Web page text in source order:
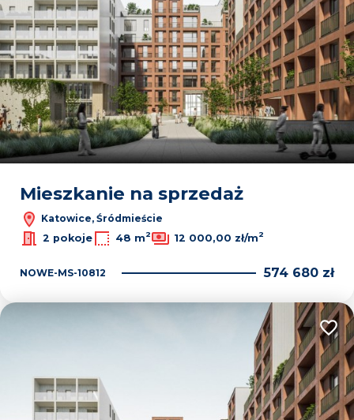
Mieszkanie na sprzedaż
Katowice, Śródmieście
2 pokoje
48 m2 12 000,00 zł/m2
NOWE-MS-10812 574 680 zł